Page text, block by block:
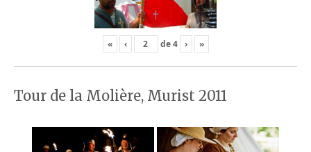
« ‹ de4 › »
Tour de la Molière, Murist 2011